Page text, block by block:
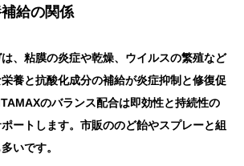
給の関係
、粘膜の炎症や乾燥、ウイルスの繁殖など
養と抗酸化成分の補給が炎症抑制と修復促
のバランス配合は即効性と持続性の
ートします。市販ののど飴やスプレーと組
いです。